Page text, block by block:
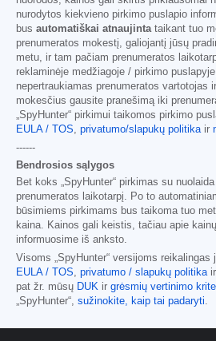
nurodytos kiekvieno pirkimo puslapio
bus automatiškai atnaujintataikant tuo
prenumeratos mokestį, galiojantį jūsų
metu, ir tam pačiam prenumeratos
reklaminėje medžiagoje / pirkimo
nepertraukiamas prenumeratos vartotojas
mokesčius gausite pranešimą iki
„SpyHunter“ pirkimui taikomos pirkimo
EULA / TOS, privatumo/slapukų politikair
------
Bendrosios sąlygos
Bet koks „SpyHunter“ pirkimas su
prenumeratos laikotarpį. Po to
būsimiems pirkimams bus taikoma tuo
kaina. Kainos gali keistis, tačiau apie
informuosime iš anksto.
Visoms „SpyHunter“ versijoms
EULA / TOS, privatumo / slapukų politikair
pat žr. mūsų DUK ir grėsmių vertinimo
„SpyHunter“, sužinokite, kaip tai padaryti.